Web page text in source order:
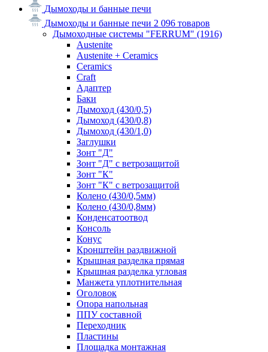
Дымоходы и банные печи
Дымоходы и банные печи 2 096 товаров
Дымоходные системы "FERRUM" (1916)
Austenite
Austenite + Ceramics
Ceramics
Craft
Адаптер
Баки
Дымоход (430/0,5)
Дымоход (430/0,8)
Дымоход (430/1,0)
Заглушки
Зонт "Д"
Зонт "Д" с ветрозащитой
Зонт "К"
Зонт "К" с ветрозащитой
Колено (430/0,5мм)
Колено (430/0,8мм)
Конденсатоотвод
Консоль
Конус
Кронштейн раздвижной
Крышная разделка прямая
Крышная разделка угловая
Манжета уплотнительная
Оголовок
Опора напольная
ППУ составной
Переходник
Пластины
Площадка монтажная